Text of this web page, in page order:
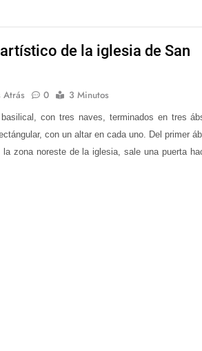
de la iglesia de San
Atrás 0 3 Minutos
con tres naves, terminados en tres
con un altar en cada uno. Del primer
la zona noreste de la iglesia, sale una puerta